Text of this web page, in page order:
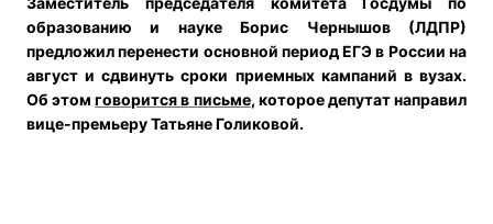
образованию и науке Борис Чернышов (ЛДПР)
предложил перенести основной период ЕГЭ в России на
август и сдвинуть сроки приемных кампаний в вузах.
Об этомговорится в письме, которое депутат направил
вице-премьеру Татьяне Голиковой.